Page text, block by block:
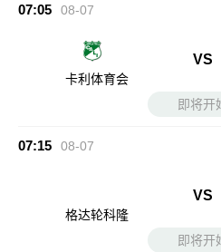
07:05 08-07
卡利体育会
VS
即将开
07:15 08-07
格达轮科隆
VS
即将开